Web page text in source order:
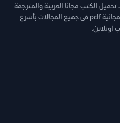
الكتب مجانا العربية والمترجمة
والروايات والقصص وغيرها من كتب مجانية pdf فى جميع المجالات بأسرع
اونلاين.